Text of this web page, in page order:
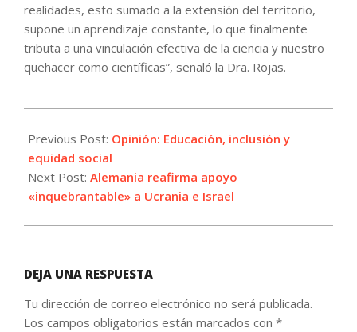
realidades, esto sumado a la extensión del territorio,
supone un aprendizaje constante, lo que finalmente
tributa a una vinculación efectiva de la ciencia y nuestro
quehacer como científicas”, señaló la Dra. Rojas.
10-
24
Previous Post: Opinión: Educación, inclusión y
equidad social
Next Post: Alemania reafirma apoyo
«inquebrantable» a Ucrania e Israel
DEJA UNA RESPUESTA
Tu dirección de correo electrónico no será publicada.
Los campos obligatorios están marcados con *